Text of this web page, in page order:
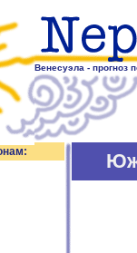
Венесуэла - прогноз